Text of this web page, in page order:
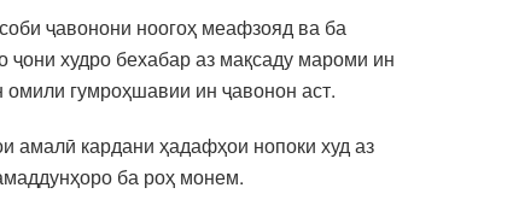
ҷавонони ноогоҳ меафзояд ва ба
худро бехабар аз мақсаду мароми ин
гумроҳшавии ин ҷавонон аст.
амалӣ кардани ҳадафҳои нопоки худ аз
ба роҳ монем.